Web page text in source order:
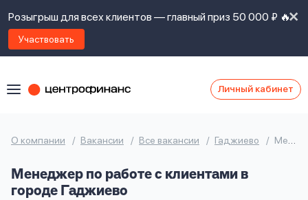
Розыгрыш для всех клиентов — главный приз 50 000 ₽ 🔥
Участвовать
Личный кабинет
О компании Вакансии Все вакансии Гаджиево Менеджер по работе с клиентами
Менеджер по работе с клиентами в
городе Гаджиево
контакты
Я
правилами
предоставления